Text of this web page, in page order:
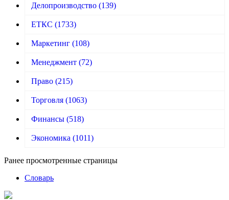
Делопроизводство (139)
ЕТКС (1733)
Маркетинг (108)
Менеджмент (72)
Право (215)
Торговля (1063)
Финансы (518)
Экономика (1011)
Ранее просмотренные страницы
Словарь